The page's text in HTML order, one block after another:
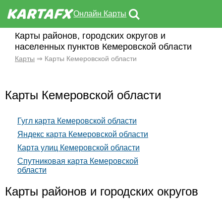
Онлайн Карты
Карты районов, городских округов и
населенных пунктов Кемеровской области
Карты ⇒ Карты Кемеровской области
Карты Кемеровской области
Гугл карта Кемеровской области
Яндекс карта Кемеровской области
Карта улиц Кемеровской области
Спутниковая карта Кемеровской
области
Карты районов и городских округов